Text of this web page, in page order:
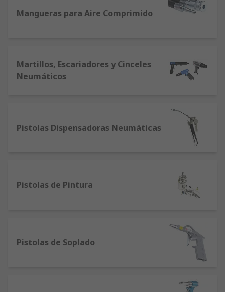
Mangueras para Aire Comprimido
Martillos, Escariadores y Cinceles
Neumáticos
Pistolas Dispensadoras Neumáticas
Pistolas de Pintura
Pistolas de Soplado